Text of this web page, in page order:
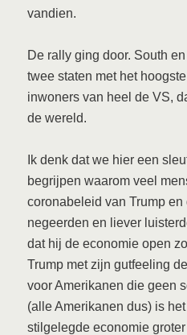
vandien.
De rally ging door. South
twee staten met het
inwoners van heel de VS,
de wereld.
Ik denk dat we hier een
begrijpen waarom veel
coronabeleid van Trump
negeerden en liever
dat hij de economie open
Trump met zijn gutfeeling
voor Amerikanen die geen
(alle Amerikanen dus) is
stilgelegde economie